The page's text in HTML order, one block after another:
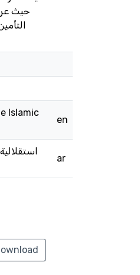
Islamic
en
ar